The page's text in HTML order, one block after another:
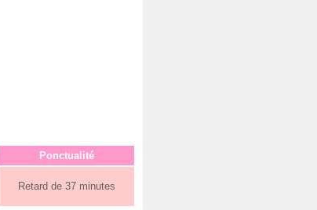
Ponctualité
Retard de 37 minutes